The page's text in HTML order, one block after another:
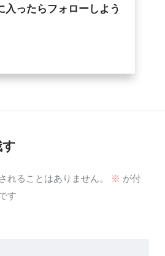
入ったらフォローしよう
れることはありません。 ※ が付
す